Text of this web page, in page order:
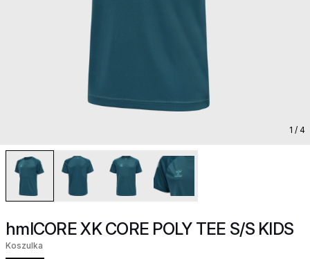
1 / 4
hmlCORE XK CORE POLY TEE S/S KIDS
Koszulka